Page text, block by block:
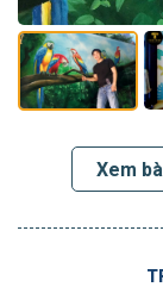
Xem